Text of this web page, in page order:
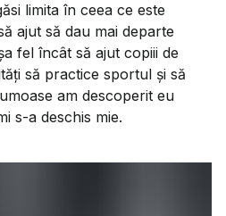
limita în ceea ce este
ajut să dau mai departe
fel încât să ajut copiii de
să practice sportul și să
am descoperit eu
s-a deschis mie.